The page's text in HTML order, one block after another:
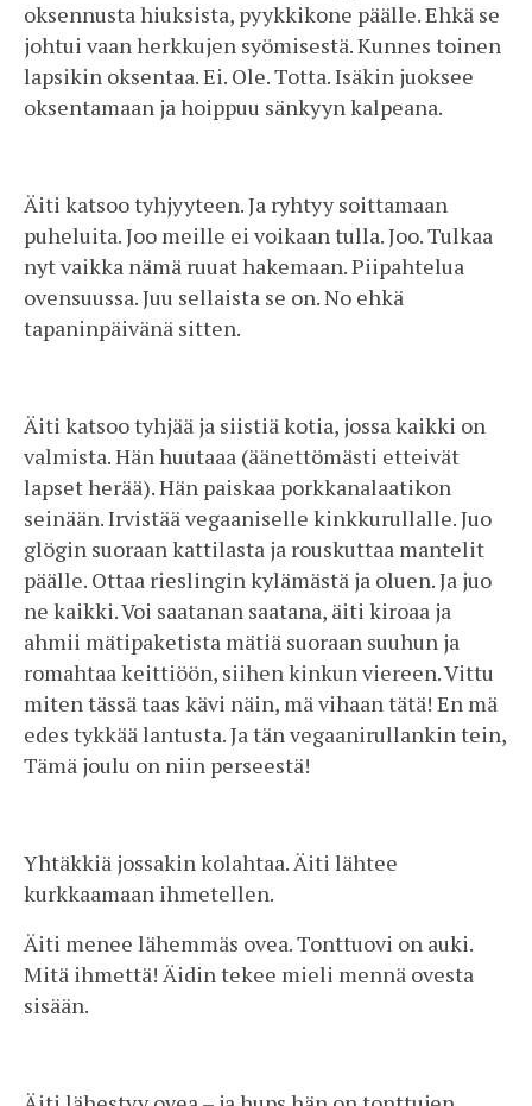
oksennusta hiuksista, pyykkikone päälle. Ehkä se
johtui vaan herkkujen syömisestä. Kunnes toinen
lapsikin oksentaa. Ei. Ole. Totta. Isäkin juoksee
oksentamaan ja hoippuu sänkyyn kalpeana.
Äiti katsoo tyhjyyteen. Ja ryhtyy soittamaan
puheluita. Joo meille ei voikaan tulla. Joo. Tulkaa
nyt vaikka nämä ruuat hakemaan. Piipahtelua
ovensuussa. Juu sellaista se on. No ehkä
tapaninpäivänä sitten.
Äiti katsoo tyhjää ja siistiä kotia, jossa kaikki on
valmista. Hän huutaaa (äänettömästi etteivät
lapset herää). Hän paiskaa porkkanalaatikon
seinään. Irvistää vegaaniselle kinkkurullalle. Juo
glögin suoraan kattilasta ja rouskuttaa mantelit
päälle. Ottaa rieslingin kylämästä ja oluen. Ja juo
ne kaikki. Voi saatanan saatana, äiti kiroaa ja
ahmii mätipaketista mätiä suoraan suuhun ja
romahtaa keittiöön, siihen kinkun viereen. Vittu
miten tässä taas kävi näin, mä vihaan tätä! En mä
edes tykkää lantusta. Ja tän vegaanirullankin tein,
Tämä joulu on niin perseestä!
Yhtäkkiä jossakin kolahtaa. Äiti lähtee
kurkkaamaan ihmetellen.
Äiti menee lähemmäs ovea. Tonttuovi on auki.
Mitä ihmettä! Äidin tekee mieli mennä ovesta
sisään.